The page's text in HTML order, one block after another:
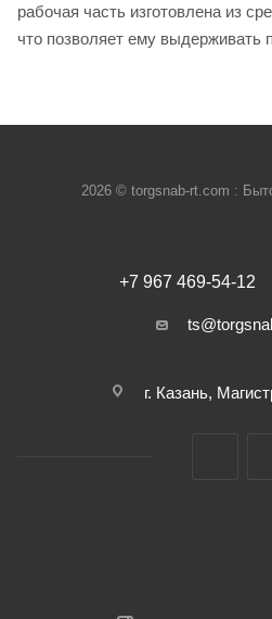
рабочая часть изготовлена из
что позволяет ему выдерживать
2026 © torgsnab-rt.com :
+7 967 469-54-12
г. Казань,